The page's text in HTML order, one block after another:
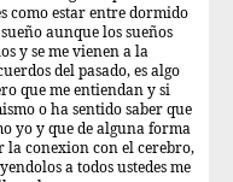
como estar entre dormido
aunque los sueños
y se me vienen a la
del pasado, es algo
que me entiendan y si
o ha sentido saber que
yo y que de alguna forma
la conexion con el cerebro,
a todos ustedes me